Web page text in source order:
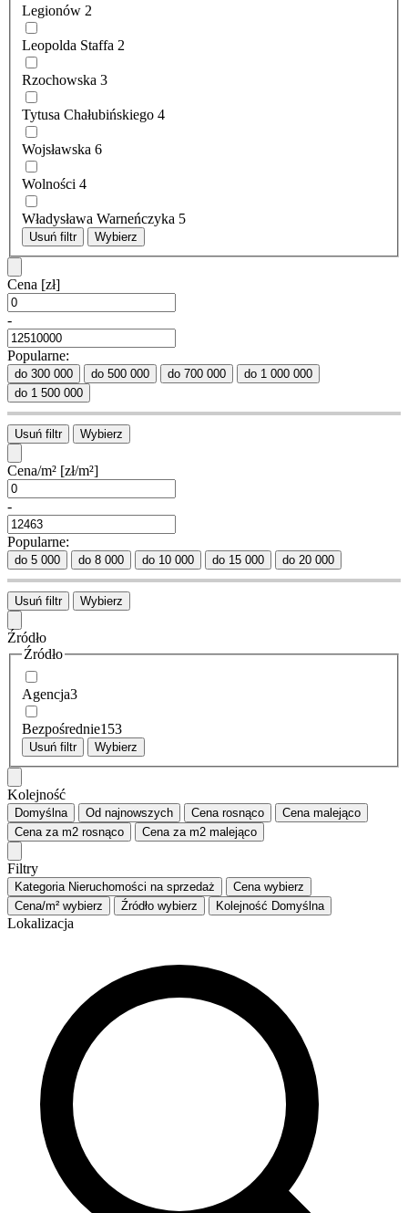
Legionów 2
Leopolda Staffa 2
Rzochowska 3
Tytusa Chałubińskiego 4
Wojsławska 6
Wolności 4
Władysława Warneńczyka 5
Usuń filtr Wybierz
Cena [zł]
-
Popularne:
do 300 000 do 500 000 do 700 000
do 1 000 000
do 1 500 000
Usuń filtr Wybierz
Cena/m² [zł/m²]
-
Popularne:
do 5 000 do 8 000 do 10 000 do 15 000 do 20 000
Usuń filtr Wybierz
Źródło
Źródło
Agencja3
Bezpośrednie153
Usuń filtr Wybierz
Kolejność
Domyślna Od najnowszych Cena rosnąco Cena malejąco
Cena za m2 rosnąco Cena za m2 malejąco
Filtry
Kategoria Nieruchomości na sprzedaż Cena wybierz
Cena/m² wybierz Źródło wybierz Kolejność Domyślna
Lokalizacja